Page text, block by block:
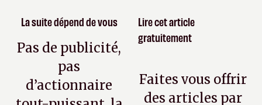
La suite dépend de vous
Pas de publicité,
pas
d’actionnaire
Lire cet article
gratuitement
Faites vous offrir
des articles par